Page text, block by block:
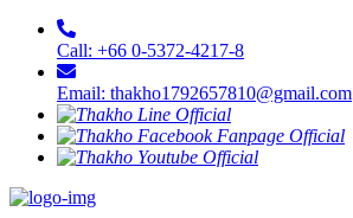
Call: +66 0-5372-4217-8
Email: thakho1792657810@gmail.com